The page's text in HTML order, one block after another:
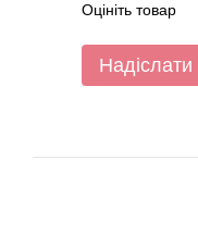
Оцініть товар
Надіслати